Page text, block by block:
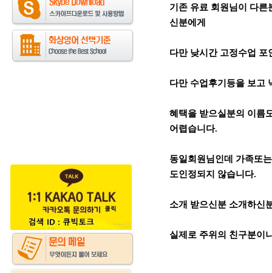
기존 유료 회원님이 다
신분에게
다만 낮시간 고정수업 포
다만 수업후기등을 보
혜택을 받으실분의 이름
어렵습니다.
동일회원님인데 가족또
도인정되지 않습니다.
소개 받으신분 소개하신
실제로 주위의 친구분이